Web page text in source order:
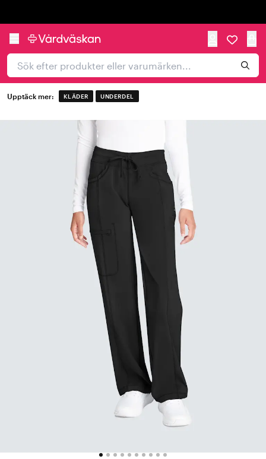
Upptäck mer: KLÄDER UNDERDEL